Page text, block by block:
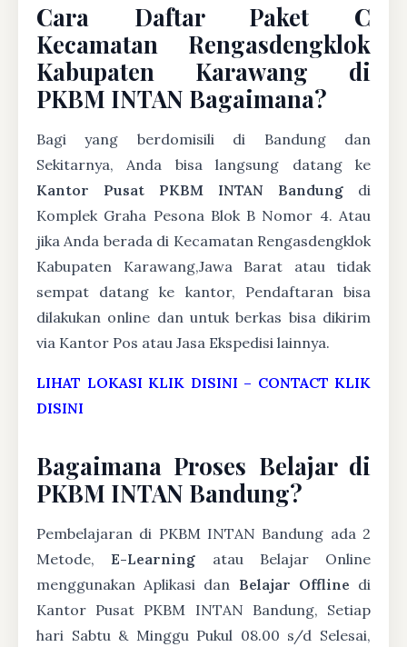
Cara Daftar Paket C
Kecamatan Rengasdengklok
Kabupaten Karawang di
PKBM INTAN Bagaimana?
Bagi yang berdomisili di Bandung dan
Sekitarnya, Anda bisa langsung datang ke
Kantor Pusat PKBM INTAN Bandung di
Komplek Graha Pesona Blok B Nomor 4. Atau
jika Anda berada di Kecamatan Rengasdengklok
Kabupaten Karawang,Jawa Barat atau tidak
sempat datang ke kantor, Pendaftaran bisa
dilakukan online dan untuk berkas bisa dikirim
via Kantor Pos atau Jasa Ekspedisi lainnya.
LIHAT LOKASI KLIK DISINI – CONTACT KLIK
DISINI
Bagaimana Proses Belajar di
PKBM INTAN Bandung?
Pembelajaran di PKBM INTAN Bandung ada 2
Metode,E-Learning atau Belajar Online
menggunakan Aplikasi dan Belajar Offline di
Kantor Pusat PKBM INTAN Bandung, Setiap
hari Sabtu & Minggu Pukul 08.00 s/d Selesai,